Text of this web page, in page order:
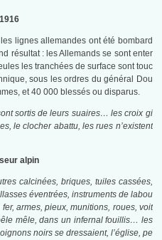
lignes allemandes ont été bombard
résultat : les Allemands se sont enter
les tranchées de surface sont touc
sous les ordres du général Dou
et 40 000 blessés ou disparus.
sortis de leurs suaires…les croix gi
le clocher abattu, les rues n’existent
alpin
calcinées, briques, tuiles cassées,
éventrées, instruments de labou
armes, pieux, munitions, roues, voit
mêle, dans un infernal fouillis… les
noirs se dressaient, l’église, pe